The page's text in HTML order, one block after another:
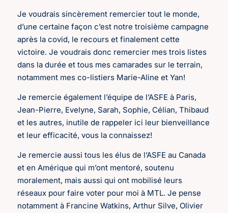
Je voudrais sincèrement remercier tout le monde,
d’une certaine façon c’est notre troisième campagne
après la covid, le recours et finalement cette
victoire. Je voudrais donc remercier mes trois listes
dans la durée et tous mes camarades sur le terrain,
notamment mes co-listiers Marie-Aline et Yan!
Je remercie également l’équipe de l’ASFE à Paris,
Jean-Pierre, Evelyne, Sarah, Sophie, Célian, Thibaud
et les autres, inutile de rappeler ici leur bienveillance
et leur efficacité, vous la connaissez!
Je remercie aussi tous les élus de l’ASFE au Canada
et en Amérique qui m’ont mentoré, soutenu
moralement, mais aussi qui ont mobilisé leurs
réseaux pour faire voter pour moi à MTL. Je pense
notamment à Francine Watkins, Arthur Silve, Olivier